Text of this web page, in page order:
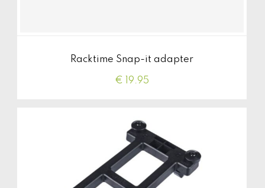
Racktime Snap-it adapter
€ 19.95